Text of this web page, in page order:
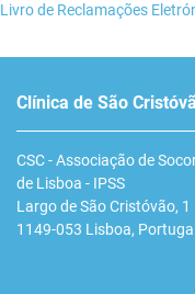
Livro de Reclamações
Clínica de São
CSC - Associação de
de Lisboa - IPSS
Largo de São Cristóvão, 1
1149-053 Lisboa, Portugal